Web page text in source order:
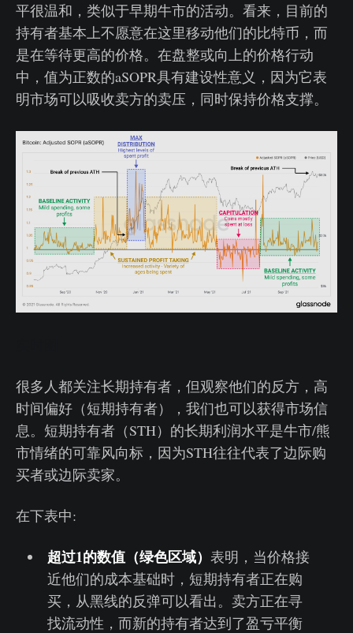
平很温和，类似于早期牛市的活动。看来，目前的
持有者基本上不愿意在这里移动他们的比特币，而
是在等待更高的价格。在盘整或向上的价格行动
中，值为正数的aSOPR具有建设性意义，因为它表
明市场可以吸收卖方的卖压，同时保持价格支撑。
很多人都关注长期持有者，但观察他们的反方，高
时间偏好（短期持有者），我们也可以获得市场信
息。短期持有者（STH）的长期利润水平是牛市/熊
市情绪的可靠风向标，因为STH往往代表了边际购
买者或边际卖家。
在下表中:
超过1的数值（绿色区域） 表明，当价格接
近他们的成本基础时，短期持有者正在购
买，从黑线的反弹可以看出。卖方正在寻
找流动性，而新的持有者达到了盈亏平衡